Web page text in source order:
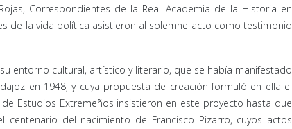
Correspondientes de la Real Academia de la Historia en
de la vida política asistieron al solemne acto como testimonio
entorno cultural, artístico y literario, que se había manifestado
en 1948, y cuya propuesta de creación formuló en ella el
Estudios Extremeños insistieron en este proyecto hasta que
del nacimiento de Francisco Pizarro, cuyos actos